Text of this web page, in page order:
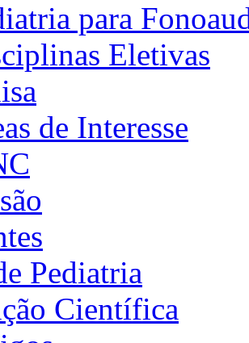
para
Eletivas
de Interesse
Pediatria
Científica